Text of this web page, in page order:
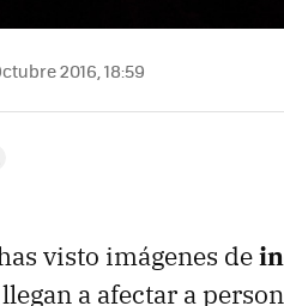
2016, 18:59
visto imágenes de
a afectar a